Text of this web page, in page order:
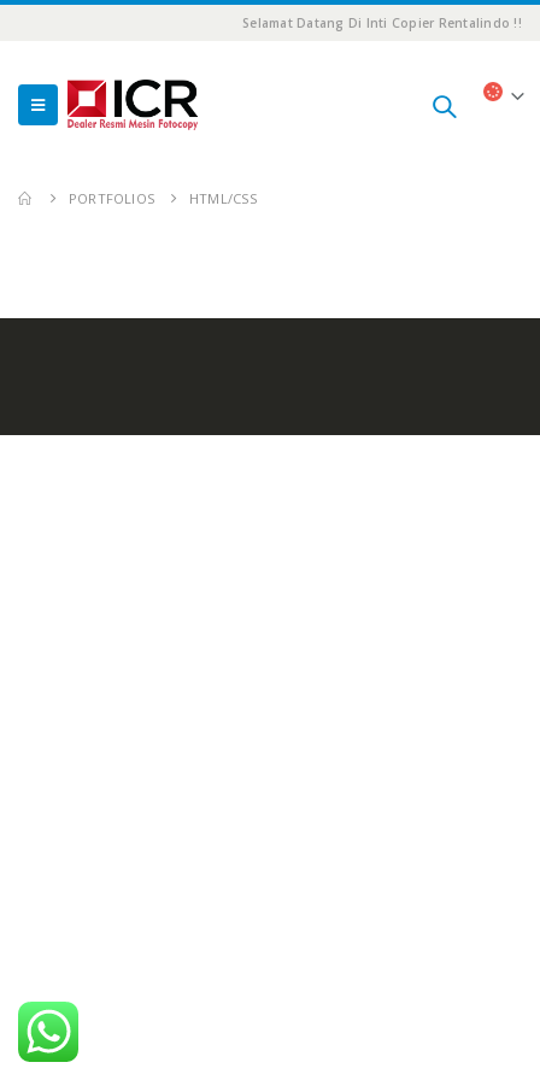
Selamat Datang Di Inti Copier Rentalindo !!
PORTFOLIOS HTML/CSS